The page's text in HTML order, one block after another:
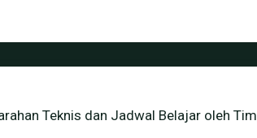
Teknis dan Jadwal Belajar oleh Tim